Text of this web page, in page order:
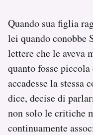
Quando sua figlia
lei quando conobbe
lettere che le aveva
quanto fosse
accadesse la stessa
dice, decise di
non solo le critiche
continuamente